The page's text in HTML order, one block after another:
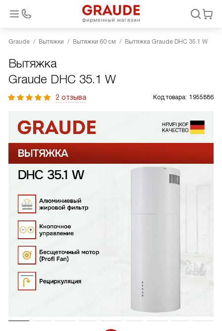
Graude Вытяжки Вытяжки 60 см Вытяжка Graude DHC 35.1 W
Вытяжка
Graude DHC 35.1 W
2 отзыва Код товара: 1955886